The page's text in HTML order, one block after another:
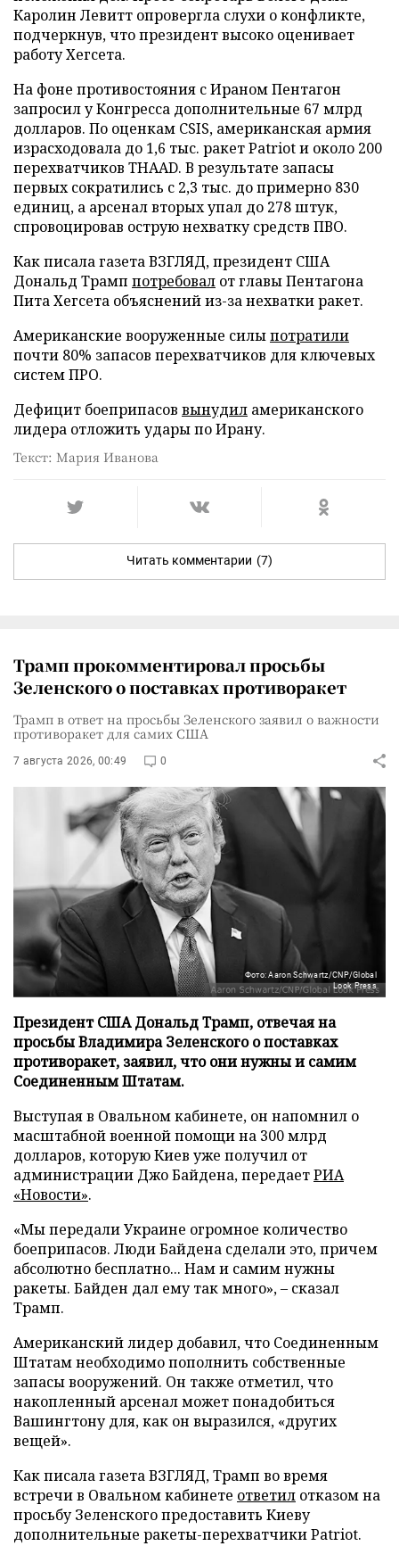
Каролин Левитт опровергла слухи о конфликте,
подчеркнув, что президент высоко оценивает
работу Хегсета.
На фоне противостояния с Ираном Пентагон
запросил у Конгресса дополнительные 67 млрд
долларов. По оценкам CSIS, американская армия
израсходовала до 1,6 тыс. ракет Patriot и около 200
перехватчиков THAAD. В результате запасы
первых сократились с 2,3 тыс. до примерно 830
единиц, а арсенал вторых упал до 278 штук,
спровоцировав острую нехватку средств ПВО.
Как писала газета ВЗГЛЯД, президент США
Дональд Трамп потребовал от главы Пентагона
Пита Хегсета объяснений из-за нехватки ракет.
Американские вооруженные силыпотратили
почти 80% запасов перехватчиков для ключевых
систем ПРО.
Дефицит боеприпасов вынудил американского
лидера отложить удары по Ирану.
Текст: Мария Иванова
Читать комментарии (7)
Трамп прокомментировал просьбы
Зеленского о поставках противоракет
Трамп в ответ на просьбы Зеленского заявил о важности
противоракет для самих США
7 августа 2026, 00:49 0
Фото: Aaron Schwartz/CNP/Global
Look Press
Президент США Дональд Трамп, отвечая на
просьбы Владимира Зеленского о поставках
противоракет, заявил, что они нужны и самим
Соединенным Штатам.
Выступая в Овальном кабинете, он напомнил о
масштабной военной помощи на 300 млрд
долларов, которую Киев уже получил от
администрации Джо Байдена, передаетРИА
«Новости».
«Мы передали Украине огромное количество
боеприпасов. Люди Байдена сделали это, причем
абсолютно бесплатно... Нам и самим нужны
ракеты. Байден дал ему так много», – сказал
Трамп.
Американский лидер добавил, что Соединенным
Штатам необходимо пополнить собственные
запасы вооружений. Он также отметил, что
накопленный арсенал может понадобиться
Вашингтону для, как он выразился, «других
вещей».
Как писала газета ВЗГЛЯД, Трамп во время
встречи в Овальном кабинете ответил отказом на
просьбу Зеленского предоставить Киеву
дополнительные ракеты-перехватчики Patriot.